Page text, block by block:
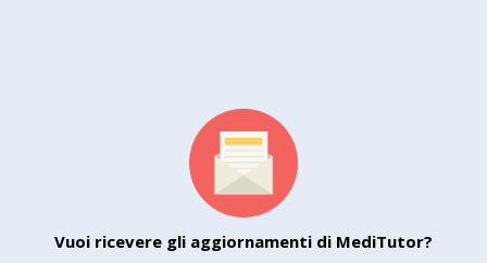
Vuoi ricevere gli aggiornamenti di MediTutor?